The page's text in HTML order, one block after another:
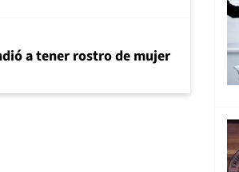
a tener rostro de mujer